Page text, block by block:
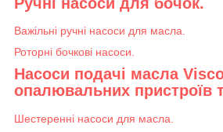
Важільні ручні насоси для масла.
Роторні бочкові насоси.
Насоси подачі масла
опалювальних пристроїв
Шестеренні насоси для масла.